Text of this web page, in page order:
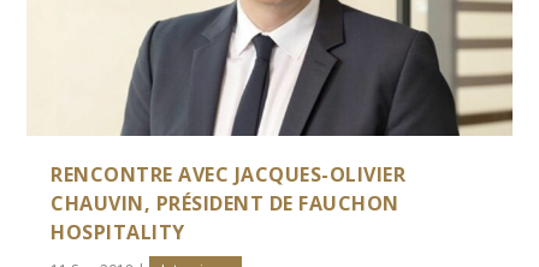
RENCONTRE AVEC JACQUES-OLIVIER
CHAUVIN, PRÉSIDENT DE FAUCHON
HOSPITALITY